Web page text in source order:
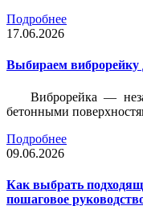
Подробнее
17.06.2026
Выбираем виброрейку
Виброрейка —
бетонными
Подробнее
09.06.2026
Как выбрать
пошаговое